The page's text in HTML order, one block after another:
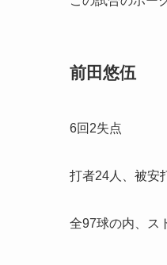
前田悠伍
6回2失点
打者24人、被安
全97球の内、ス